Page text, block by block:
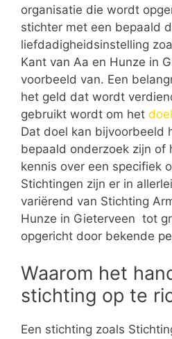
organisatie die wordt
stichter met een bepaald
liefdadigheidsinstelling
Kant van Aa en Hunze in
voorbeeld van. Een
het geld dat wordt
gebruikt wordt om het
Dat doel kan bijvoorbeeld
bepaald onderzoek zijn of
kennis over een specifiek
Stichtingen zijn er in
variërend van Stichting
Hunze in Gieterveen tot
opgericht door bekende
Waarom het
stichting op te
Een stichting zoals